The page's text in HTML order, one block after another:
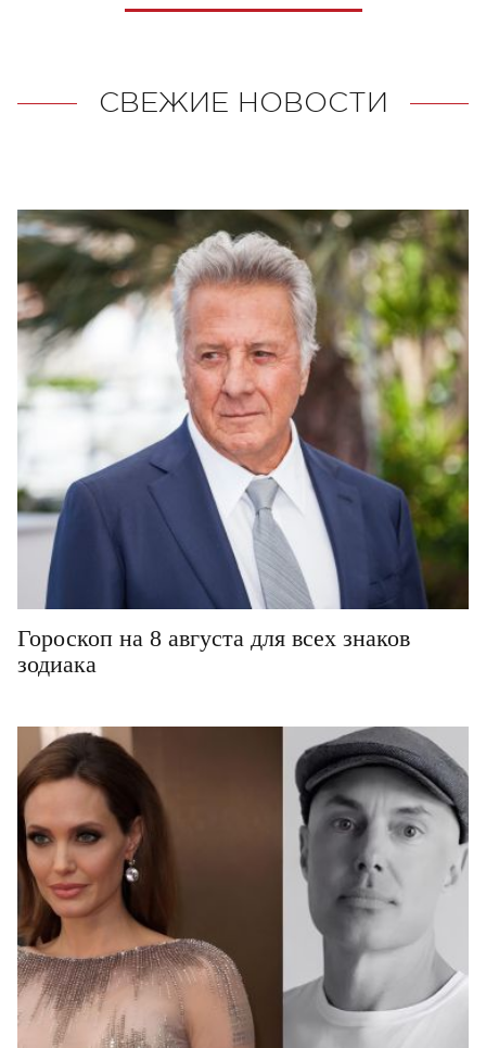
СВЕЖИЕ НОВОСТИ
Гороскоп на 8 августа для всех знаков
зодиака